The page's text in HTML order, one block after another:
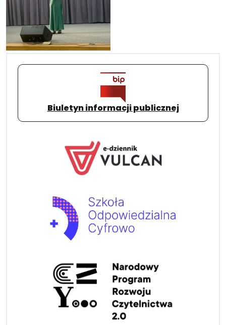
Biuletyn informacji publicznej